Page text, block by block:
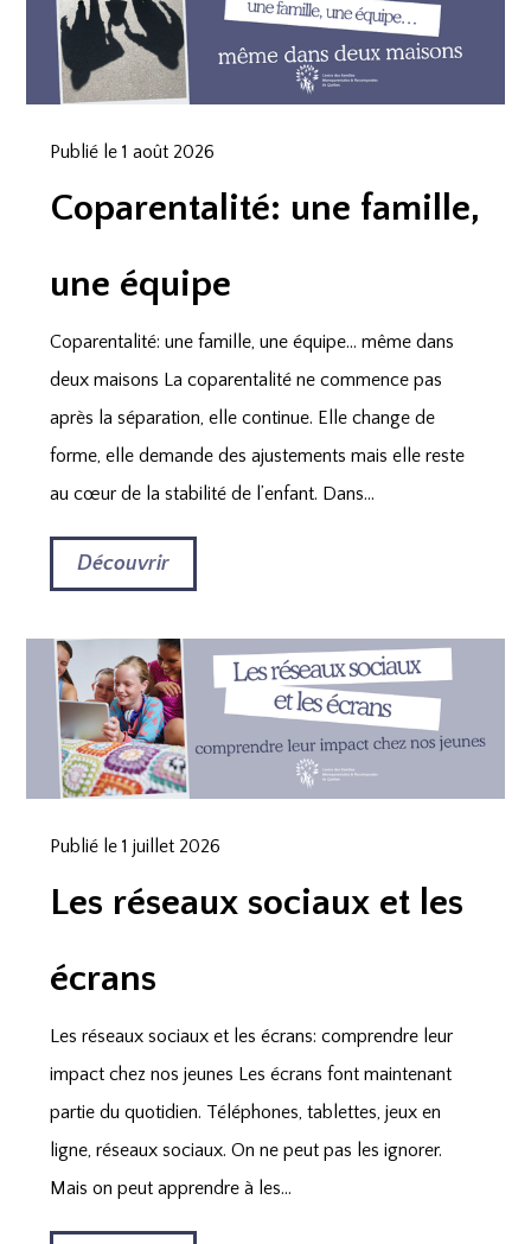
Publié le 1 août 2026
Coparentalité: une famille,
une équipe
Coparentalité: une famille, une équipe… même dans
deux maisons La coparentalité ne commence pas
après la séparation, elle continue. Elle change de
forme, elle demande des ajustements mais elle reste
au cœur de la stabilité de l’enfant. Dans...
Découvrir
Publié le 1 juillet 2026
Les réseaux sociaux et les
écrans
Les réseaux sociaux et les écrans: comprendre leur
impact chez nos jeunes Les écrans font maintenant
partie du quotidien. Téléphones, tablettes, jeux en
ligne, réseaux sociaux. On ne peut pas les ignorer.
Mais on peut apprendre à les...